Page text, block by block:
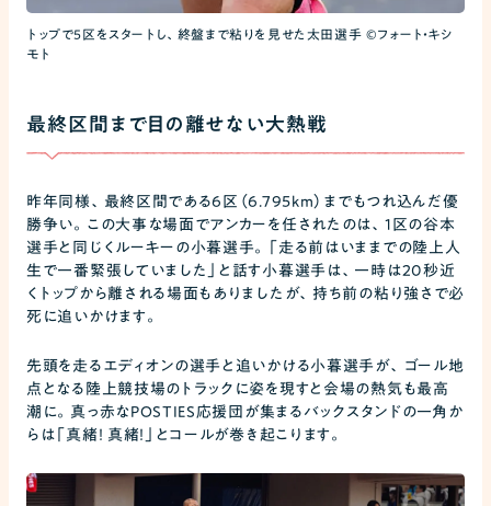
トップで5区をスタートし、終盤まで粘りを見せた太田選手 ©フォート・キシ
モト
最終区間まで目の離せない大熱戦
昨年同様、最終区間である6区（6.795km）までもつれ込んだ優
勝争い。この大事な場面でアンカーを任されたのは、1区の谷本
選手と同じくルーキーの小暮選手。「走る前はいままでの陸上人
生で一番緊張していました」と話す小暮選手は、一時は20秒近
くトップから離される場面もありましたが、持ち前の粘り強さで必
死に追いかけます。
先頭を走るエディオンの選手と追いかける小暮選手が、ゴール地
点となる陸上競技場のトラックに姿を現すと会場の熱気も最高
潮に。真っ赤なPOSTIES応援団が集まるバックスタンドの一角か
らは「真緒！ 真緒！」とコールが巻き起こります。